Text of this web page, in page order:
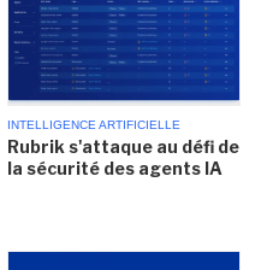
INTELLIGENCE ARTIFICIELLE
Rubrik s'attaque au défi de
la sécurité des agents IA